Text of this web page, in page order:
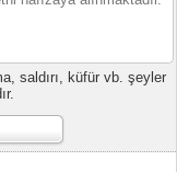
saldırı, küfür vb. şeyler